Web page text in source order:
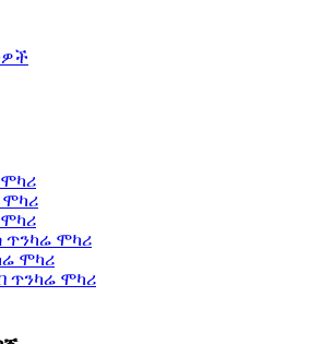
ሞካሪ
ሞካሪ
ሞካሪ
ጥንካሬ ሞካሪ
ሞካሪ
ጥንካሬ ሞካሪ